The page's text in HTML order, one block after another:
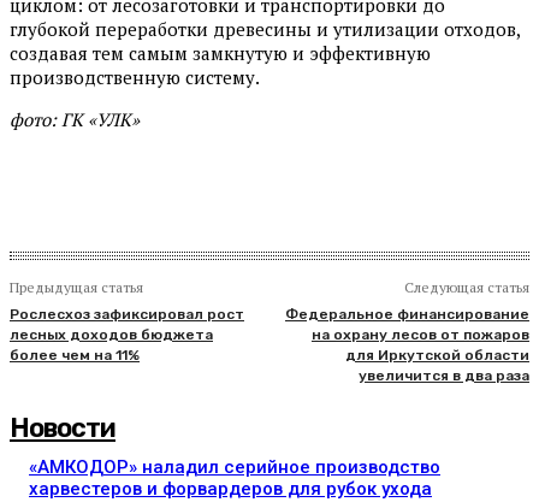
циклом: от лесозаготовки и транспортировки до
глубокой переработки древесины и утилизации отходов,
создавая тем самым замкнутую и эффективную
производственную систему.
фото: ГК «УЛК»
Предыдущая статья
Рослесхоз зафиксировал рост
лесных доходов бюджета
более чем на 11%
Следующая статья
Федеральное финансирование
на охрану лесов от пожаров
для Иркутской области
увеличится в два раза
Новости
«АМКОДОР» наладил серийное производство
харвестеров и форвардеров для рубок ухода